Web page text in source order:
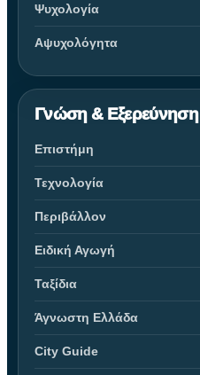
Ψυχολογία
Αψυχολόγητα
Γνώση & Εξερεύνηση
Επιστήμη
Τεχνολογία
Περιβάλλον
Ειδική Αγωγή
Ταξίδια
Άγνωστη Ελλάδα
City Guide